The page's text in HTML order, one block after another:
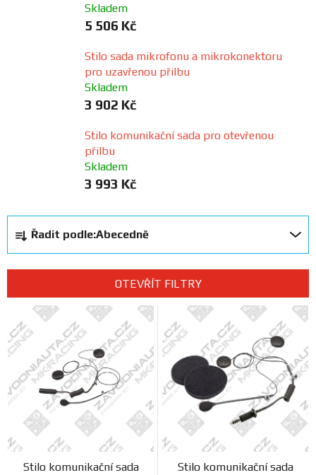
a
katalogy
Prodejny
Skladem
5 506 Kč
Stilo sada mikrofonu a mikrokonektoru
pro uzavřenou přilbu
Skladem
3 902 Kč
Stilo komunikační sada pro otevřenou
přilbu
Skladem
3 993 Kč
a
z
n
p
r
d
t
Řadit podle:Abecedně
OTEVŘÍT FILTRY
ý
p
i
s
p
o
d
Stilo komunikační sada
Stilo komunikační sada